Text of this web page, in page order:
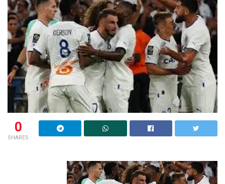
0
SHARES